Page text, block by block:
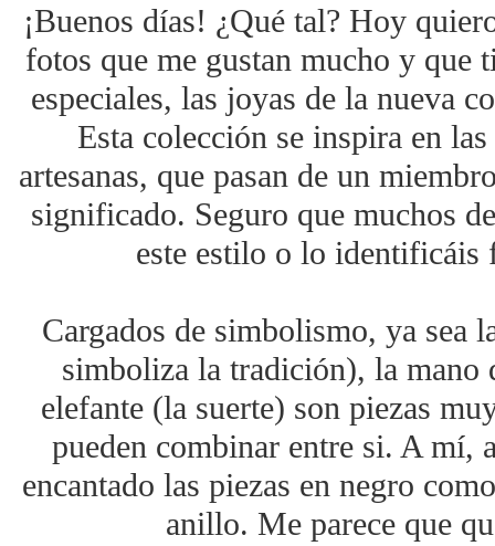
¡Buenos días! ¿Qué tal? Hoy
fotos que me gustan mucho y que
especiales, las joyas de la nueva
Esta colección se inspira en
artesanas, que pasan de un
significado. Seguro que muchos
este estilo o lo
Cargados de simbolismo, ya sea
simboliza la tradición), la mano
elefante (la suerte) son piezas
pueden combinar entre si. A mí,
encantado las piezas en negro
anillo. Me parece que